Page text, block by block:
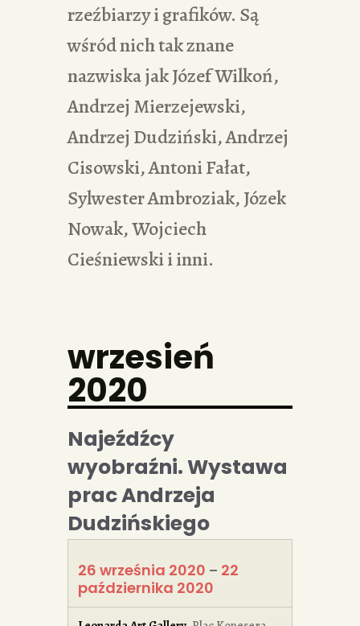
rzeźbiarzy i grafików. Są
wśród nich tak znane
nazwiska jak Józef Wilkoń,
Andrzej Mierzejewski,
Andrzej Dudziński, Andrzej
Cisowski, Antoni Fałat,
Sylwester Ambroziak, Józek
Nowak, Wojciech
Cieśniewski i inni.
wrzesień
2020
Najeźdźcy
wyobraźni. Wystawa
prac Andrzeja
Dudzińskiego
26 września 2020 – 22
października 2020